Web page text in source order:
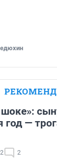
год —
2